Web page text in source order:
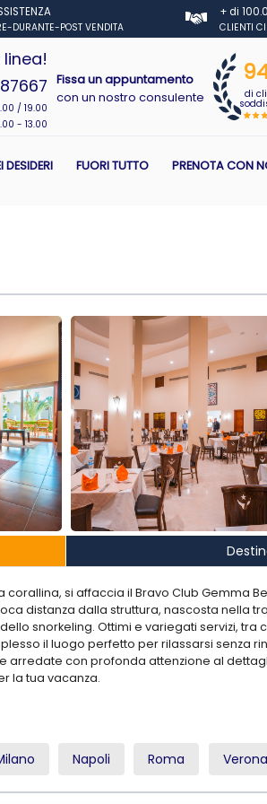
DURANTE-POST VENDITA
+ di
CLIENTI
/ 19.00
- 13.00
Fissa un appuntamento
con un nostro consulente
di
DESIDERI FUORI TUTTO PRENOTA CON
si affaccia il Bravo Club Gemma
distanza dalla struttura, nascosta nella
snorkeling. Ottimi e variegati servizi, tra
il luogo perfetto per rilassarsi senza
arredate con profonda attenzione al
la tua vacanza.
lettini e teli mare gratuiti. L’accesso al
Premium è riservata a una clientela di
Napoli Roma Verona